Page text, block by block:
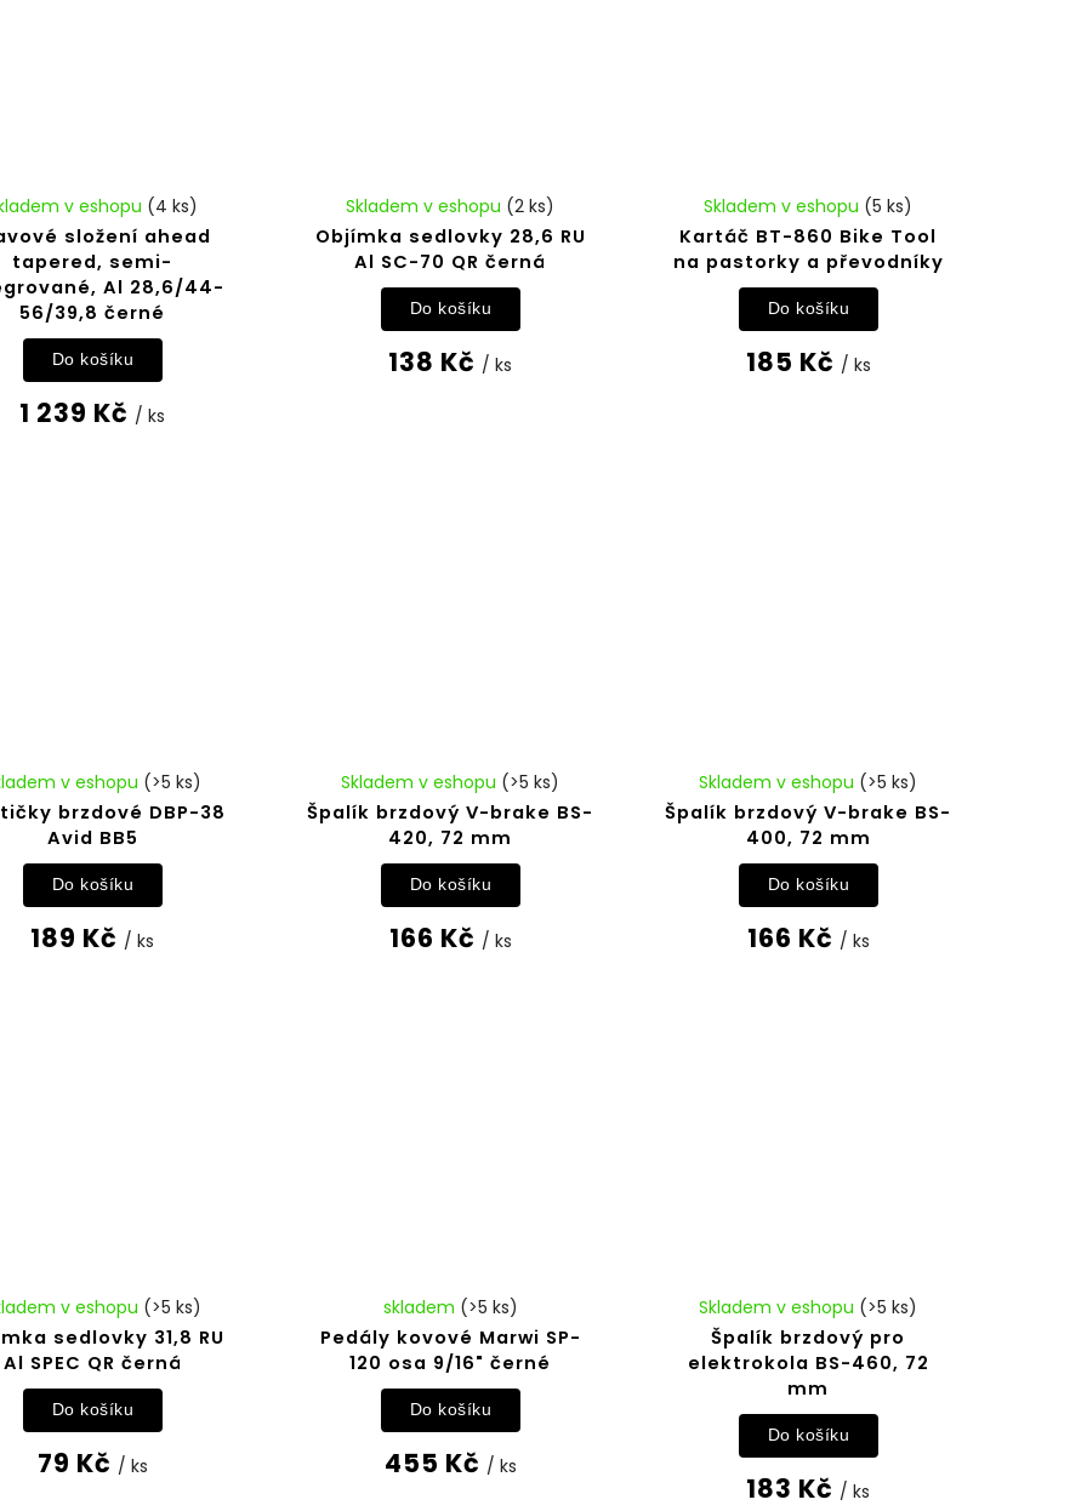
složení ahead
tapered, semi-
Al 28,6/44-
56/39,8 černé
v eshopu (4 ks)
1 239 Kč / ks
Do košíku
Objímka sedlovky 28,6 RU
Al SC-70 QR černá
Skladem v eshopu (2 ks)
138 Kč / ks
Do košíku
Kartáč BT-860 Bike Tool
na pastorky a převodníky
Skladem v eshopu (5 ks)
185 Kč / ks
Do košíku
brzdové DBP-38
Avid BB5
v eshopu (>5 ks)
189 Kč / ks
Do košíku
Špalík brzdový V-brake BS-
420, 72 mm
Skladem v eshopu (>5 ks)
166 Kč / ks
Do košíku
Špalík brzdový V-brake BS-
400, 72 mm
Skladem v eshopu (>5 ks)
166 Kč / ks
Do košíku
sedlovky 31,8 RU
Al SPEC QR černá
v eshopu (>5 ks)
79 Kč / ks
Do košíku
Pedály kovové Marwi SP-
120 osa 9/16" černé
skladem (>5 ks)
455 Kč / ks
Do košíku
Špalík brzdový pro
elektrokola BS-460, 72
mm
Skladem v eshopu (>5 ks)
183 Kč / ks
Do košíku